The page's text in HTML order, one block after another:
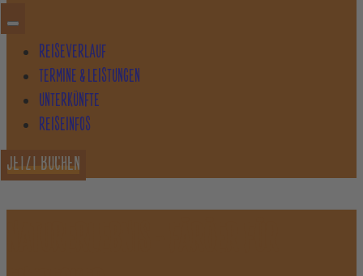
REISEVERLAUF
TERMINE & LEISTUNGEN
UNTERKÜNFTE
REISEINFOS
JETZT BUCHEN